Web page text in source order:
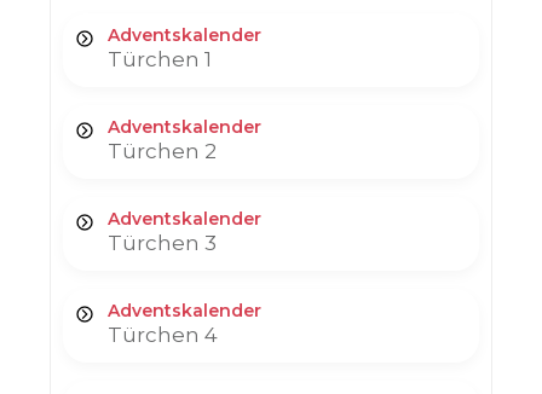
Adventskalender
Türchen 1
Adventskalender
Türchen 2
Adventskalender
Türchen 3
Adventskalender
Türchen 4